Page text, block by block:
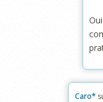
Caro*